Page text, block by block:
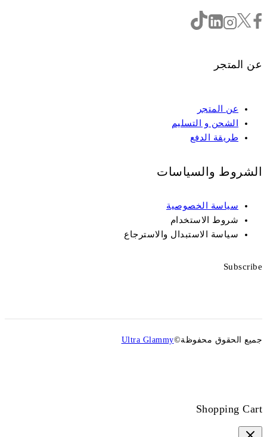
عن المتجر
عن المتجر
الشحن و التسليم
طريقة الدفع
الشروط والسياسات
سياسة الخصوصية
شروط الاستخدام
سياسة الاستبدال والاسترجاع
Subscribe
جميع الحقوق محفوظة©Ultra Glammy
Shopping Cart